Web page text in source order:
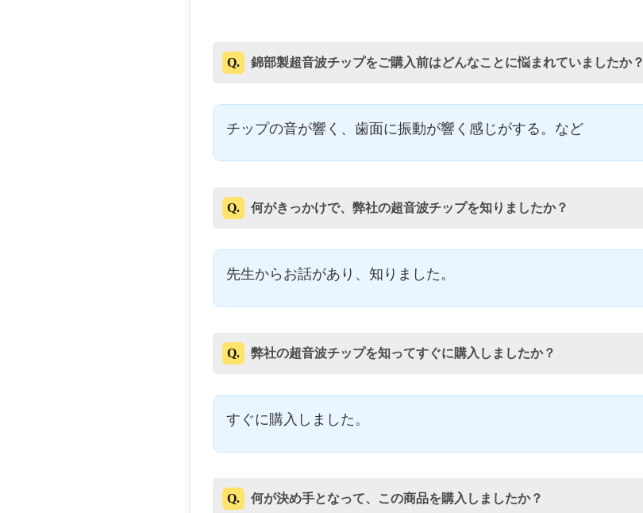
Q. 錦部製超音波チップをご購入前はどんなことに悩まれていましたか？
チップの音が響く、歯面に振動が響く感じがする。など
Q. 何がきっかけで、弊社の超音波チップを知りましたか？
先生からお話があり、知りました。
Q. 弊社の超音波チップを知ってすぐに購入しましたか？
すぐに購入しました。
Q. 何が決め手となって、この商品を購入しましたか？